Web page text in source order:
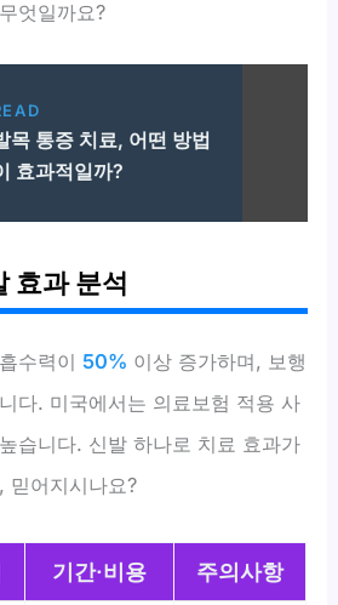
엇일까요?
목 통증 치료, 어떤 방법
효과적일까?
효과 분석
수력이 50% 이상 증가하며, 보행
다. 미국에서는 의료보험 적용 사
습니다. 신발 하나로 치료 효과가
믿어지시나요?
기간·비용 주의사항